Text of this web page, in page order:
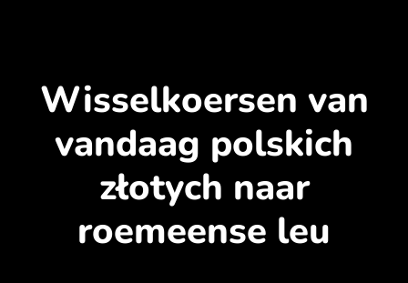
Wisselkoersen van
vandaag polskich
złotych naar
roemeense leu